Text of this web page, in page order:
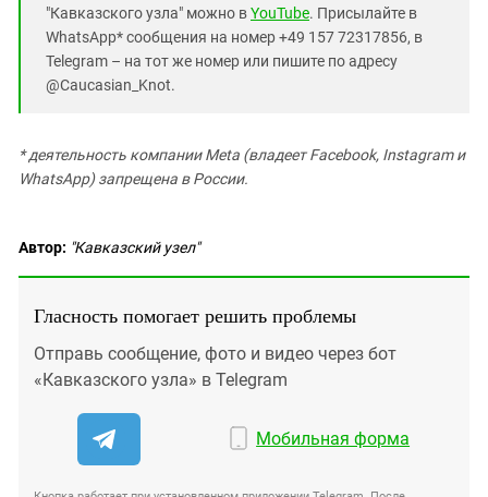
"Кавказского узла" можно вYouTube. Присылайте в
WhatsApp* сообщения на номер +49 157 72317856, в
Telegram – на тот же номер или пишите по адресу
@Caucasian_Knot.
* деятельность компании Meta (владеет Facebook, Instagram и
WhatsApp) запрещена в России.
Автор: "Кавказский узел"
Гласность помогает решить проблемы
Отправь сообщение, фото и видео через бот
«Кавказского узла» в Telegram
Мобильная форма